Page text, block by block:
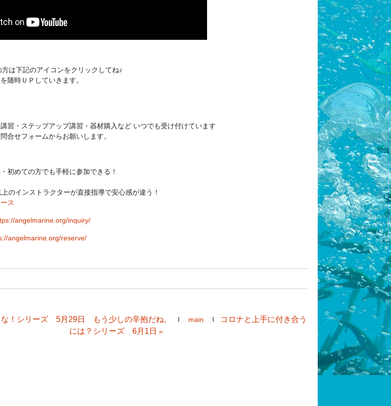
は下記のアイコンをクリックしてね♪
随時ＵＰしていきます。
習・ステップアップ講習・器材購入など いつでも受け付けています
合せフォームからお願いします。
初めての方でも手軽に参加できる！
のインストラクターが直接指導で安心感が違う！
ス
angelmarine.org/inquiry/
angelmarine.org/reserve/
な！シリーズ 5月29日 もう少しの辛抱だね。 main
コロナと上手に付き合う
には？シリーズ 6月1日 »